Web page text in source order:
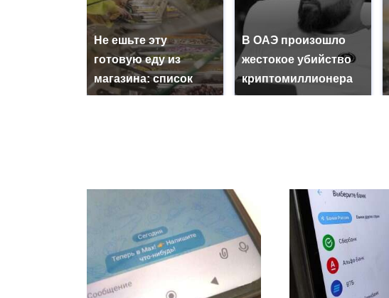
Не ешьте эту
готовую еду из
магазина: список
В ОАЭ произошло
жестокое убийство
криптомиллионера